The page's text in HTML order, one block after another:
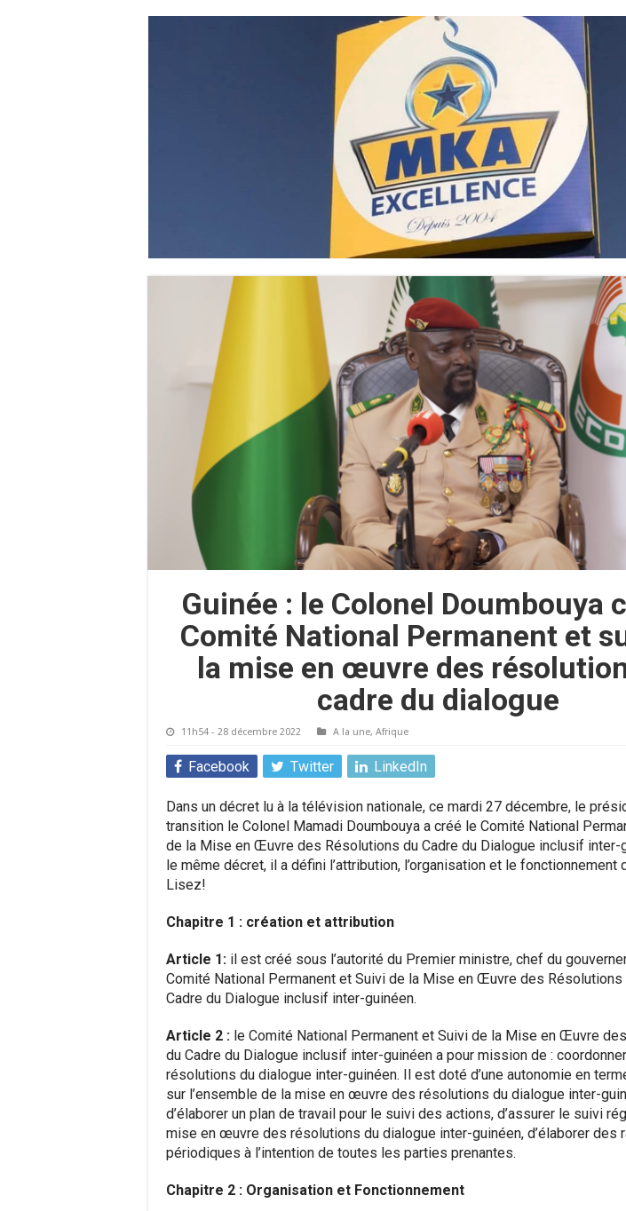
Guinée : le Colonel Doumbouya
Comité National Permanent et
la mise en œuvre des
cadre du dialogue
11h54 - 28 décembre 2022 A la une, Afrique
Facebook Twitter LinkedIn
Dans un décret lu à la télévision nationale, ce mardi 27 décembre, le
transition le Colonel Mamadi Doumbouya a créé le Comité National
de la Mise en Œuvre des Résolutions du Cadre du Dialogue inclusif inter-
le même décret, il a défini l’attribution, l’organisation et le fonctionnement
Lisez!
Chapitre 1 : création et attribution
Article 1: il est créé sous l’autorité du Premier ministre, chef du
Comité National Permanent et Suivi de la Mise en Œuvre des Résolutions
Cadre du Dialogue inclusif inter-guinéen.
Article 2 : le Comité National Permanent et Suivi de la Mise en Œuvre
du Cadre du Dialogue inclusif inter-guinéen a pour mission de :
résolutions du dialogue inter-guinéen. Il est doté d’une autonomie en
sur l’ensemble de la mise en œuvre des résolutions du dialogue inter-
d’élaborer un plan de travail pour le suivi des actions, d’assurer le suivi
mise en œuvre des résolutions du dialogue inter-guinéen, d’élaborer des
périodiques à l’intention de toutes les parties prenantes.
Chapitre 2 : Organisation et Fonctionnement